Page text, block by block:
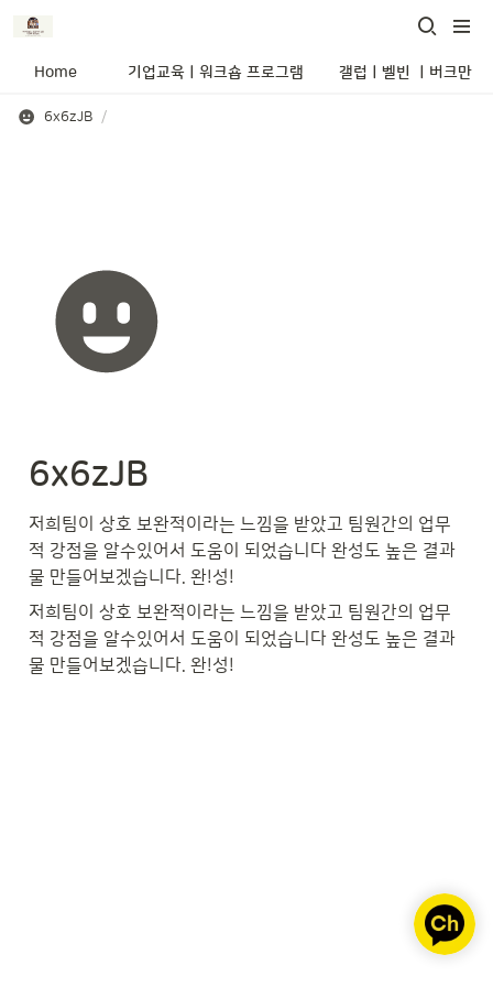
Home 기업교육ㅣ워크숍 프로그램 갤럽ㅣ벨빈 ㅣ버크만
6x6zJB /
6x6zJB
저희팀이 상호 보완적이라는 느낌을 받았고 팀원간의 업무
적 강점을 알수있어서 도움이 되었습니다 완성도 높은 결과
물 만들어보겠습니다. 완!성!
저희팀이 상호 보완적이라는 느낌을 받았고 팀원간의 업무
적 강점을 알수있어서 도움이 되었습니다 완성도 높은 결과
물 만들어보겠습니다. 완!성!